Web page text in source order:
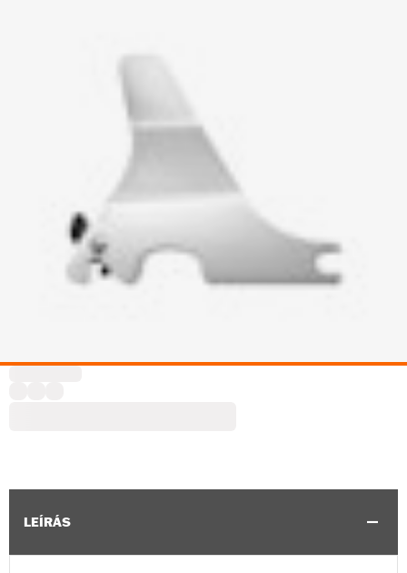
LEÍRÁS